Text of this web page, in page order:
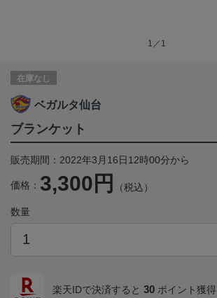
1／1
在庫なし
ベガルタ仙台
ブランケット
販売期間：2022年3月16日12時00分から
価格： 3,300円 （税込）
数量
楽天IDで決済すると 30 ポイント獲得